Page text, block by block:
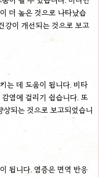
더 높은 것으로 나타났습
강이 개선되는 것으로 보고
는 데 도움이 됩니다. 비타
염에 걸리기 쉽습니다. 또
되는 것으로 보고되었습니
됩니다. 염증은 면역 반응